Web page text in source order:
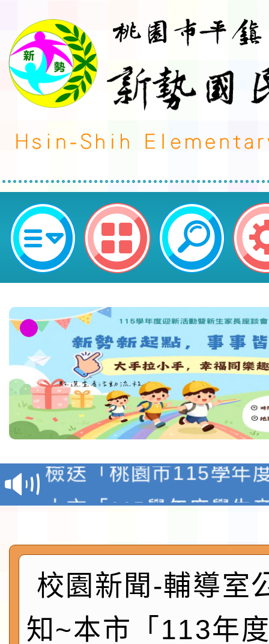
轉知~本市「113年度教師諮商輔
工作坊及10-11月教師線上研習課
區新勢國民小學
本校115學年度第1學
第3次招考代課鐘點教
告(不再辦理後續甄選)
檢送「桃園市115學年
賽實施要點」1份
本市「115學年度學生
展演活動實施計畫」
請一案
社團法人中華民國畫廊
026 ART TAIPEI臺北
會」之「藝術教育日」
校園新聞-輔導室
知~本市「113年